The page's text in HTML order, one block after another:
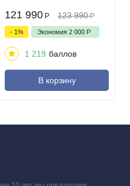
и гладкой
с помощью Pixel 9
121 990 Р 123 990 Р
- 1% Экономия 2 000 Р
1 219 баллов
В корзину